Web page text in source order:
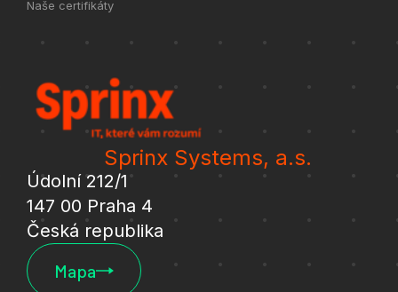
Naše certifikáty
Sprinx Systems, a.s.
Údolní 212/1
147 00 Praha 4
Česká republika
Mapa